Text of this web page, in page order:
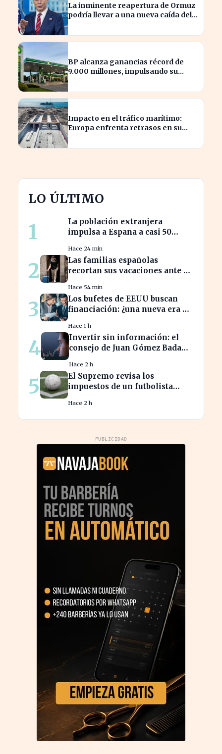
La inminente reapertura de Ormuz
podría llevar a una nueva caída del
BP alcanza ganancias récord de
9.000 millones, impulsando su
Impacto en el tráfico marítimo:
Europa enfrenta retrasos en su
LO ÚLTIMO
1
La población extranjera
impulsa a España a casi 50
cifras récord
Hace 24 min
2
Las familias españolas
recortan sus vacaciones ante un
Hace 54 min
3
Los bufetes de EEUU buscan
financiación: ¿una nueva era de
Hace 1 h
4
Invertir sin información: el
consejo de Juan Gómez Bada
Hace 2 h
5
El Supremo revisa los
impuestos de un futbolista
patrimonio en España
Hace 2 h
PUBLICIDAD